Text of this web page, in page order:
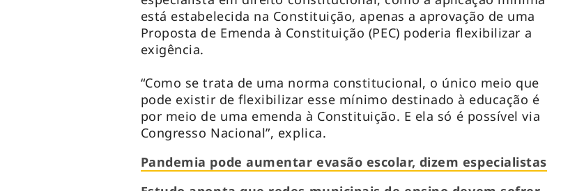
está estabelecida na Constituição, apenas a aprovação de uma
Proposta de Emenda à Constituição (PEC) poderia flexibilizar a
exigência.
“Como se trata de uma norma constitucional, o único meio que
pode existir de flexibilizar esse mínimo destinado à educação é
por meio de uma emenda à Constituição. E ela só é possível via
Congresso Nacional”, explica.
Pandemia pode aumentar evasão escolar, dizem especialistas